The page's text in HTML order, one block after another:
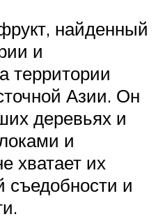
найденный
и
территории
Азии. Он
деревьях и
и
хватает их
съедобности и